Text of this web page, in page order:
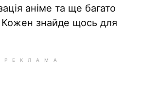
аніме та ще багато
Кожен знайде щось для